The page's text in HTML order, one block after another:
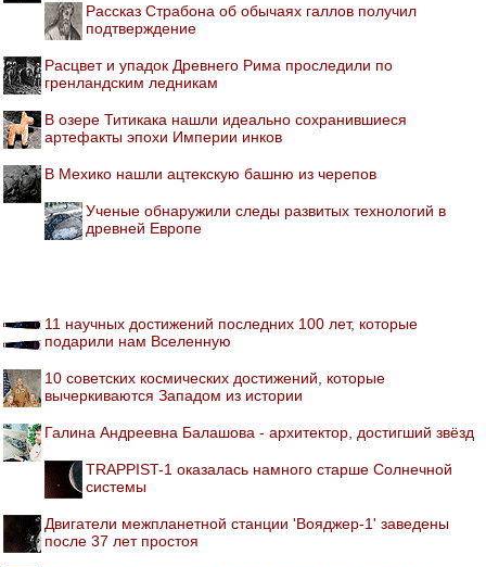
Рассказ Страбона об обычаях галлов получил
подтверждение
Расцвет и упадок Древнего Рима проследили по
гренландским ледникам
В озере Титикака нашли идеально сохранившиеся
артефакты эпохи Империи инков
В Мехико нашли ацтекскую башню из черепов
Ученые обнаружили следы развитых технологий в
древней Европе
11 научных достижений последних 100 лет, которые
подарили нам Вселенную
10 советских космических достижений, которые
вычеркиваются Западом из истории
Галина Андреевна Балашова - архитектор, достигший звёзд
TRAPPIST-1 оказалась намного старше Солнечной
системы
Двигатели межпланетной станции 'Вояджер-1' заведены
после 37 лет простоя